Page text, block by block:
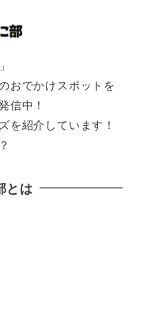
おでかけスポットを
信中！
を紹介しています！
とは